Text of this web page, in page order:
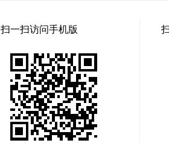
扫一扫访问手机版